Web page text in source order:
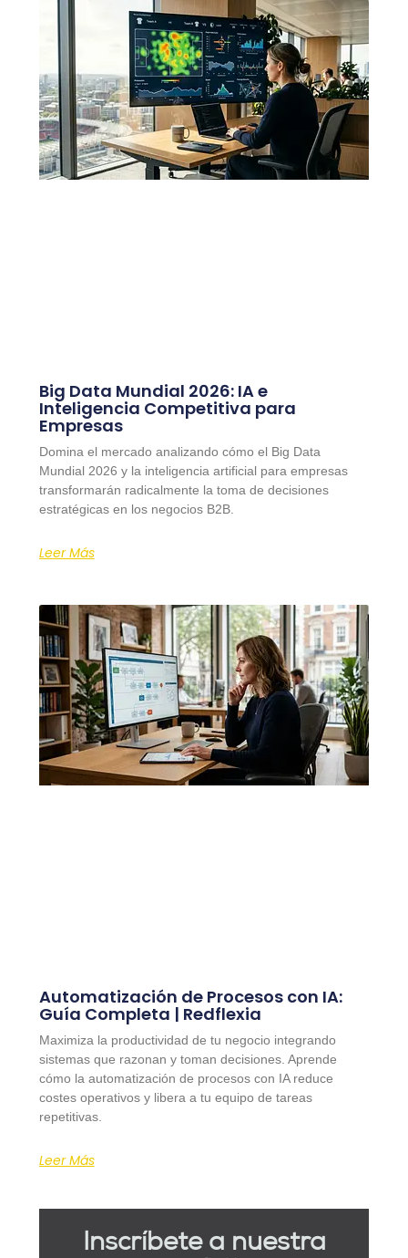
Big Data Mundial 2026: IA e
Inteligencia Competitiva para
Empresas
Domina el mercado analizando cómo el Big Data
Mundial 2026 y la inteligencia artificial para empresas
transformarán radicalmente la toma de decisiones
estratégicas en los negocios B2B.
Leer Más
Automatización de Procesos con IA:
Guía Completa | Redflexia
Maximiza la productividad de tu negocio integrando
sistemas que razonan y toman decisiones. Aprende
cómo la automatización de procesos con IA reduce
costes operativos y libera a tu equipo de tareas
repetitivas.
Leer Más
Inscríbete a nuestra